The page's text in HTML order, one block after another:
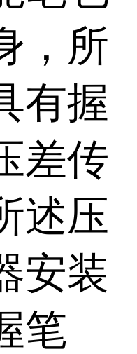
，所
有握
差传
述压
安装
笔